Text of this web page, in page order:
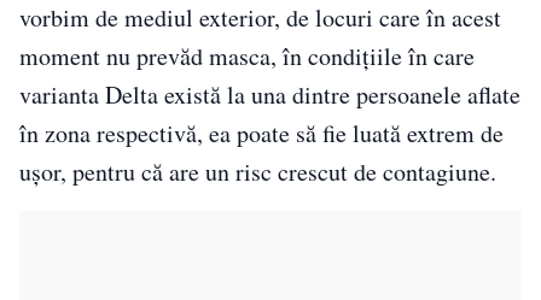
vorbim de mediul exterior, de locuri care în acest
moment nu prevăd masca, în condiţiile în care
varianta Delta există la una dintre persoanele aflate
în zona respectivă, ea poate să fie luată extrem de
uşor, pentru că are un risc crescut de contagiune.